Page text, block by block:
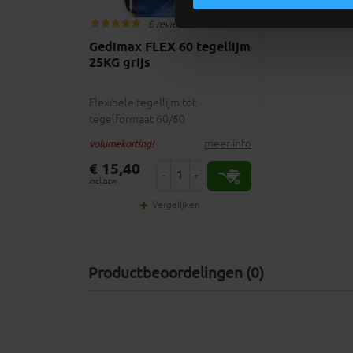
6 reviews
Gedimax FLEX 60 tegellijm
25KG grijs
Flexibele tegellijm tot
tegelformaat 60/60
volumekorting! meer info
€ 15,40
incl.btw - +
Vergelijken
Productbeoordelingen (0)